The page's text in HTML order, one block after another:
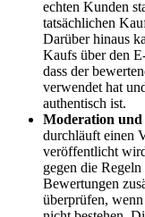
echten Kunden
tatsächlichen
Darüber hinaus
Kaufs über den
dass der
verwendet hat
authentisch ist.
Moderation
durchläuft einen
veröffentlicht
gegen die
Bewertungen
überprüfen,